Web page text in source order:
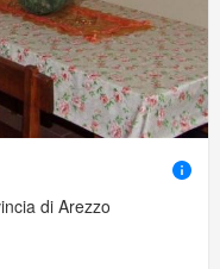
di Arezzo